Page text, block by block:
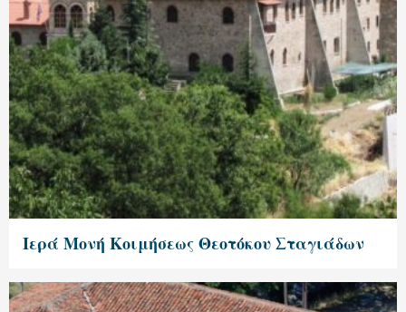
Ιερά Μονή Κοιμήσεως Θεοτόκου Σταγιάδων